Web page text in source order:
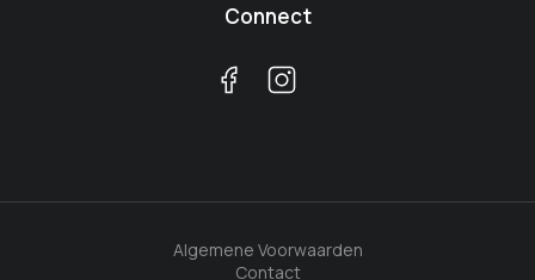
Connect
Algemene Voorwaarden
Contact